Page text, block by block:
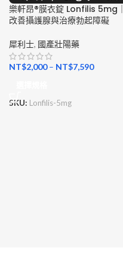
樂軒昂®膜衣錠 Lonfilis 5mg｜
改善攝護腺與治療勃起障礙
犀利士, 國產壯陽藥
NT$2,000– NT$7,590
SKU: Lonfilis-5mg